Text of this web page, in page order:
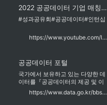
일 공개한 ‘실시간 하천 수위 현
황’은 서울시 각 지역의 하천 수위
이트다. 각 지역에 마우스를 대면
인근 하천 현재 수위를 확인할 수
시 예상 지역도 표기된다.강민수 학
생은 언론사들과의 인터뷰를 통해
“하천 수위 현황 모니터링 자료가
2022 공공데이터 기업 매칭 청년인턴 지원사업 성과공유회
#성과공유회#공공데이터#인턴십
https://www.youtube.com/live/E81rx70g-Mo?start=5543
공공데이터 포털
국가에서 보유하고 있는 다양한 데
이터를『공공데이터의 제공 및 이
용 활성화에 관한 법률(제11956
호)』에 따라 개방하여 국민들이 보
https://www.data.go.kr/bbs/ntc/selectNotice.do?originId=NOTICE_0000000002868